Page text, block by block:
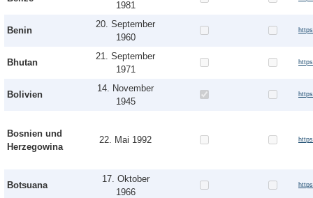
1981
Benin
20. September
1960
Bhutan
21. September
1971
Bolivien
14. November
1945
Bosnien und
Herzegowina
22. Mai 1992
Botsuana
17. Oktober
1966